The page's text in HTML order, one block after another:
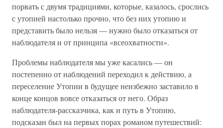
порвать с двумя традициями, которые, казалось, срослись
с утопией настолько прочно, что без них утопию и
представить было нельзя — нужно было отказаться от
наблюдателя и от принципа «всеохватности».
Проблемы наблюдателя мы уже касались — он
постепенно от наблюдений переходил к действию, а
переселение Утопии в будущее неизбежно заставило в
конце концов вовсе отказаться от него. Образ
наблюдателя-рассказчика, как и путь в Утопию,
подсказан был на первых порах романом путешествий: